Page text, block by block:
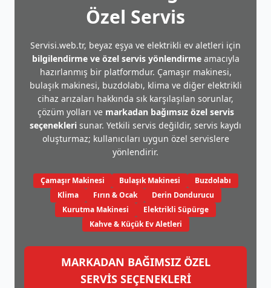
Özel Servis
Servisi.web.tr, beyaz eşya ve elektrikli ev aletleri için
bilgilendirme ve özel servis yönlendirmeamacıyla
hazırlanmış bir platformdur. Çamaşır makinesi,
bulaşık makinesi, buzdolabı, klima ve diğer elektrikli
cihaz arızaları hakkında sık karşılaşılan sorunlar,
çözüm yolları ve markadan bağımsız özel servis
seçenekleri sunar. Yetkili servis değildir, servis kaydı
oluşturmaz; kullanıcıları uygun özel servislere
yönlendirir.
Çamaşır Makinesi Bulaşık Makinesi
Buzdolabı
Klima
Fırın & Ocak
Derin Dondurucu
Kurutma Makinesi
Elektrikli Süpürge
Kahve & Küçük Ev Aletleri
MARKADAN BAĞIMSIZ ÖZEL
SERVİS SEÇENEKLERİ